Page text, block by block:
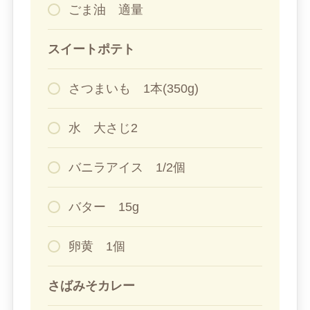
ごま油 適量
スイートポテト
さつまいも 1本(350g)
水 大さじ2
バニラアイス 1/2個
バター 15g
卵黄 1個
さばみそカレー